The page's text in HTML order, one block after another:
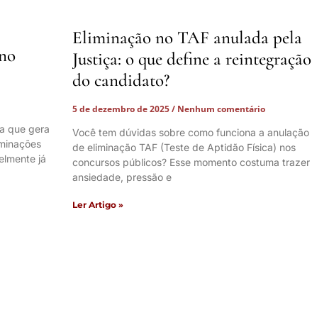
que gera
já
Eliminação no TAF anulada pela
Justiça: o que define a reintegração
do candidato?
5 de dezembro de 2025 Nenhum comentário
Você tem dúvidas sobre como funciona a anulação
de eliminação TAF (Teste de Aptidão Física) nos
concursos públicos? Esse momento costuma trazer
ansiedade, pressão e
Ler Artigo »